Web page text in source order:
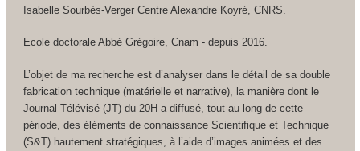
Isabelle Sourbès-Verger Centre Alexandre Koyré, CNRS.
Ecole doctorale Abbé Grégoire, Cnam - depuis 2016.
L’objet de ma recherche est d’analyser dans le détail de sa double
fabrication technique (matérielle et narrative), la manière dont le
Journal Télévisé (JT) du 20H a diffusé, tout au long de cette
période, des éléments de connaissance Scientifique et Technique
(S&T) hautement stratégiques, à l’aide d’images animées et des